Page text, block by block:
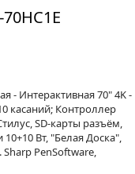
- Интерактивная 70" 4K -
касаний; Контроллер
SD-карты разъём,
10+10 Вт, "Белая Доска",
PenSoftware,